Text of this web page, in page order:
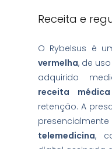
Receita e
O Rybelsus é
vermelha, de
adquirido
receita
retenção. A
telemedicina,